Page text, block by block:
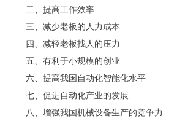
二、提高工作效率
三、减少老板的人力成本
四、减轻老板找人的压力
五、有利于小规模的创业
六、提高我国自动化智能化水平
七、促进自动化产业的发展
八、增强我国机械设备生产的竞争力